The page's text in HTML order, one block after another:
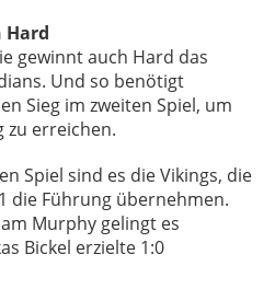
Hard
gewinnt auch Hard das
Und so benötigt
Sieg im zweiten Spiel, um
zu erreichen.
Spiel sind es die Vikings, die
die Führung übernehmen.
Murphy gelingt es
Bickel erzielte 1:0